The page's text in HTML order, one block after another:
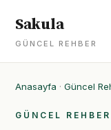
Sakula
GÜNCEL REHBER
Anasayfa · Güncel
GÜNCEL REHBER